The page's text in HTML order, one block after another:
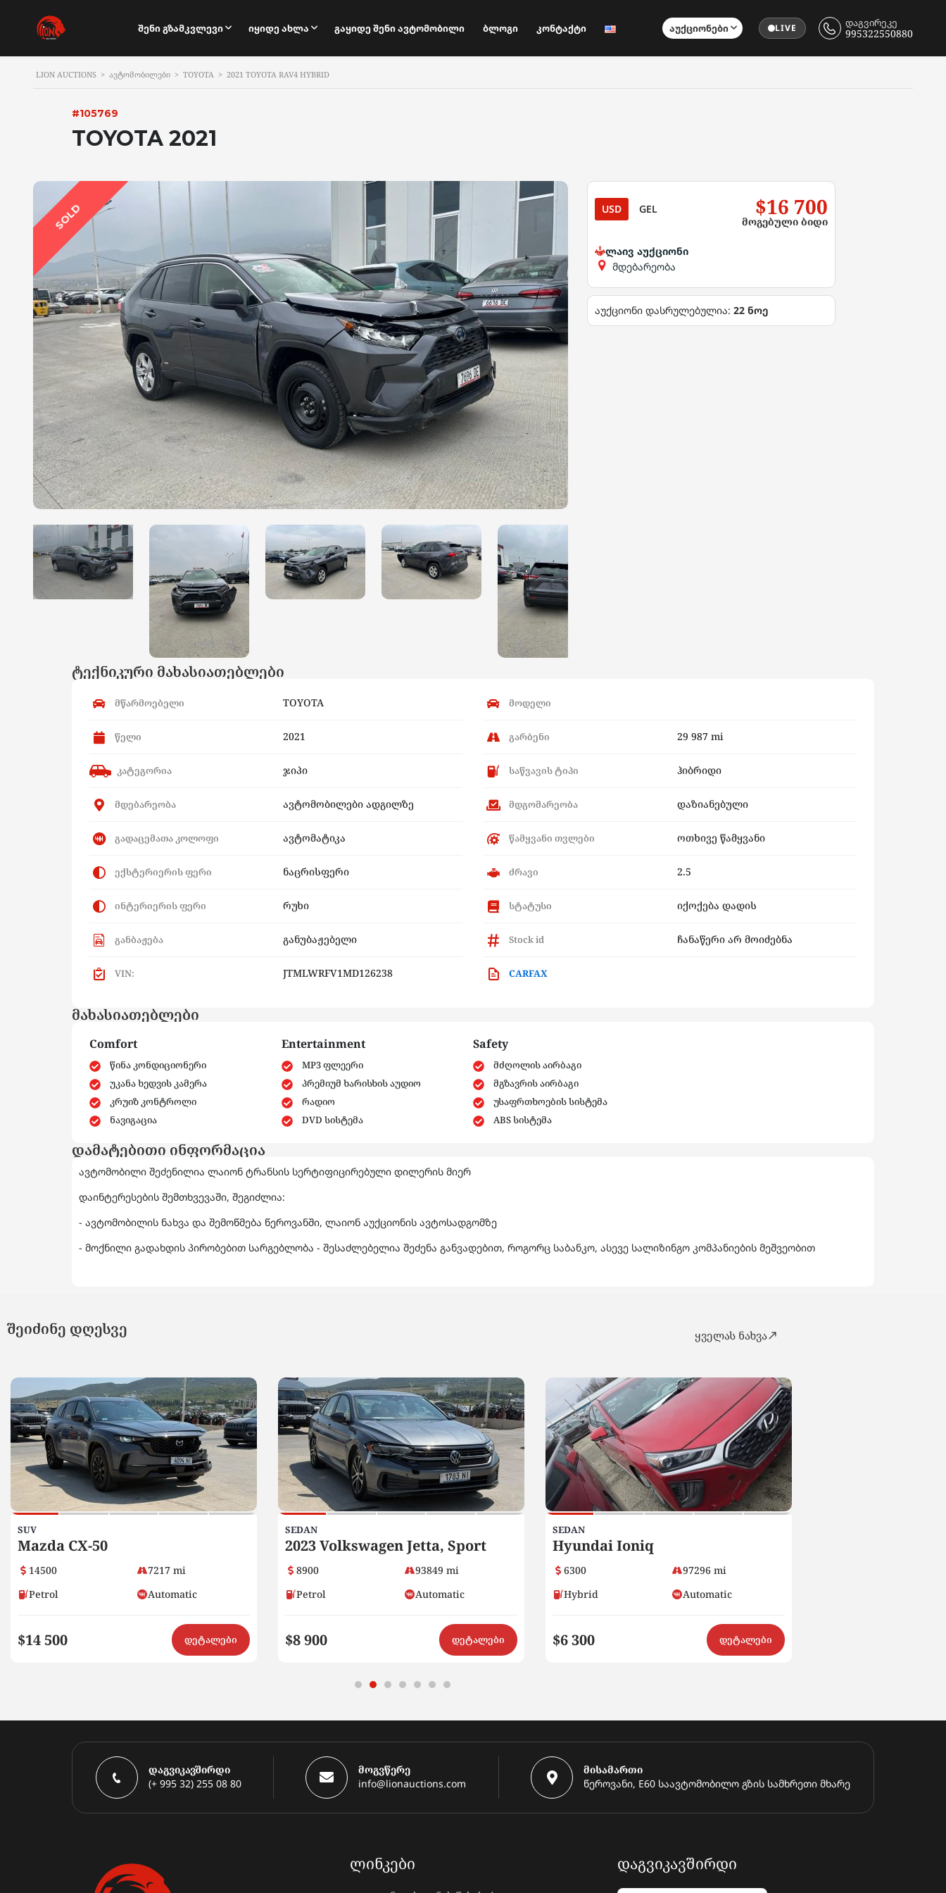
Შენი Გზამკვლევი Იყიდე Ახლა Გაყიდე Შენი Ავტომობილი Ბლოგი Კონტაქტი Აუქციონები LIVE დაგვირეკე
995322550880
LION AUCTIONS > ᲐᲕᲢᲝᲛᲝᲑᲘᲚᲔᲑᲘ > TOYOTA > 2021 TOYOTA RAV4 HYBRID
#105769
TOYOTA 2021
SOLD USD GEL $16 700
მოგებული ბიდი
ლაივ აუქციონი
მდებარეობა
აუქციონი დასრულებულია: 22 ნოე
ტექნიკური მახასიათებლები
მწარმოებელი TOYOTA მოდელი
წელი 2021 გარბენი 29 987 mi
კატეგორია ჯიპი საწვავის ტიპი ჰიბრიდი
მდებარეობა ავტომობილები ადგილზე მდგომარეობა დაზიანებული
გადაცემათა კოლოფი ავტომატიკა წამყვანი თვლები ოთხივე წამყვანი
ექსტერიერის ფერი ნაცრისფერი ძრავი 2.5
ინტერიერის ფერი რუხი სტატუსი იქოქება დადის
განბაჟება განუბაჟებელი Stock id ჩანაწერი არ მოიძებნა
VIN: JTMLWRFV1MD126238 CARFAX
მახასიათებლები
Comfort
წინა კონდიციონერი
უკანა ხედვის კამერა
კრუიზ კონტროლი
ნავიგაცია
Entertainment
MP3 ფლეერი
პრემიუმ ხარისხის აუდიო
რადიო
DVD სისტემა
Safety
მძღოლის აირბაგი
მგზავრის აირბაგი
უსაფრთხოების სისტემა
ABS სისტემა
დამატებითი ინფორმაცია
ავტომობილი შეძენილია ლაიონ ტრანსის სერტიფიცირებული დილერის მიერ
დაინტერესების შემთხვევაში, შეგიძლია:
- ავტომობილის ნახვა და შემოწმება წეროვანში, ლაიონ აუქციონის ავტოსადგომზე
- მოქნილი გადახდის პირობებით სარგებლობა - შესაძლებელია შეძენა განვადებით, როგორც საბანკო, ასევე სალიზინგო კომპანიების მეშვეობით
შეიძინე დღესვე ყველას ნახვა
SUV
Mazda CX-50
14500
7217 mi
Petrol
Automatic
$14 500 დეტალები
SEDAN
2023 Volkswagen Jetta, Sport
8900
93849 mi
Petrol
Automatic
$8 900 დეტალები
SEDAN
Hyundai Ioniq
6300
97296 mi
Hybrid
Automatic
$6 300 დეტალები
დაგვიკავშირდი
(+ 995 32) 255 08 80
მოგვწერე
info@lionauctions.com
მისამართი
წეროვანი, E60 საავტომობილო გზის სამხრეთი მხარე
ᲚᲘᲜᲙᲔᲑᲘ ᲓᲐᲒᲕᲘᲙᲐᲕᲨᲘᲠᲓᲘ